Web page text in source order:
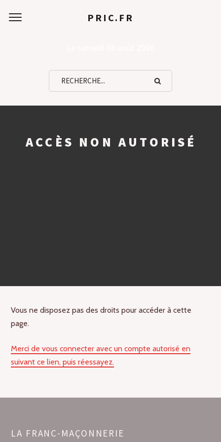
PRIC.FR
ACCÈS NON AUTORISÉ
Vous ne disposez pas des droits pour accéder à cette
page.
Merci de vous connecter avec un compte autorisé en
suivant ce lien, puis réessayez.
LA FRANC-MAÇONNERIE